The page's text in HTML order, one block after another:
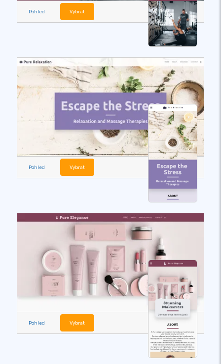
Pohled Vybrat
Pohled Vybrat
Pohled Vybrat